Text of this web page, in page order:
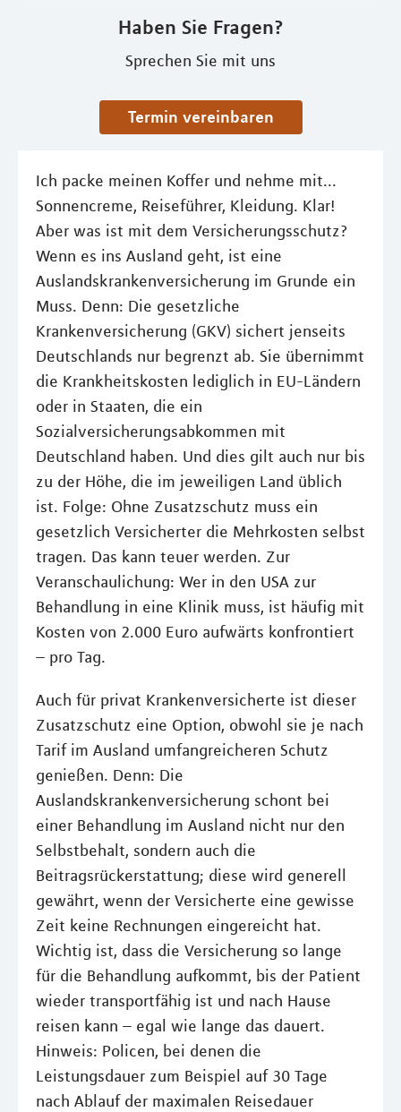
Haben Sie Fragen?
Sprechen Sie mit uns
Termin vereinbaren
Ich packe meinen Koffer und nehme mit...
Sonnencreme, Reiseführer, Kleidung. Klar!
Aber was ist mit dem Versicherungsschutz?
Wenn es ins Ausland geht, ist eine
Auslandskrankenversicherung im Grunde ein
Muss. Denn: Die gesetzliche
Krankenversicherung (GKV) sichert jenseits
Deutschlands nur begrenzt ab. Sie übernimmt
die Krankheitskosten lediglich in EU-Ländern
oder in Staaten, die ein
Sozialversicherungsabkommen mit
Deutschland haben. Und dies gilt auch nur bis
zu der Höhe, die im jeweiligen Land üblich
ist. Folge: Ohne Zusatzschutz muss ein
gesetzlich Versicherter die Mehrkosten selbst
tragen. Das kann teuer werden. Zur
Veranschaulichung: Wer in den USA zur
Behandlung in eine Klinik muss, ist häufig mit
Kosten von 2.000 Euro aufwärts konfrontiert
– pro Tag.
Auch für privat Krankenversicherte ist dieser
Zusatzschutz eine Option, obwohl sie je nach
Tarif im Ausland umfangreicheren Schutz
genießen. Denn: Die
Auslandskrankenversicherung schont bei
einer Behandlung im Ausland nicht nur den
Selbstbehalt, sondern auch die
Beitragsrückerstattung; diese wird generell
gewährt, wenn der Versicherte eine gewisse
Zeit keine Rechnungen eingereicht hat.
Wichtig ist, dass die Versicherung so lange
für die Behandlung aufkommt, bis der Patient
wieder transportfähig ist und nach Hause
reisen kann – egal wie lange das dauert.
Hinweis: Policen, bei denen die
Leistungsdauer zum Beispiel auf 30 Tage
nach Ablauf der maximalen Reisedauer